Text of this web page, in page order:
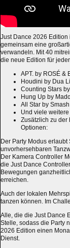
Just Dance 2026
gemeinsam eine
verwandeln. Mit 40
die neue Edition für
APT. by ROSÉ &
Houdini by Dua
Counting Stars
Hung Up by
All Star by
Und viele weitere
Zusätzlich zu der
Optionen: ​
Der Party Modus
unvorhersehbaren
Der Kamera Controller
die Just Dance
Bewegungen
erreichen.
Auch der lokalen
tanzen können. Im
Alle, die die Just Dance
Stelle, sodass die Party
2026 Edition einen
Dienst.